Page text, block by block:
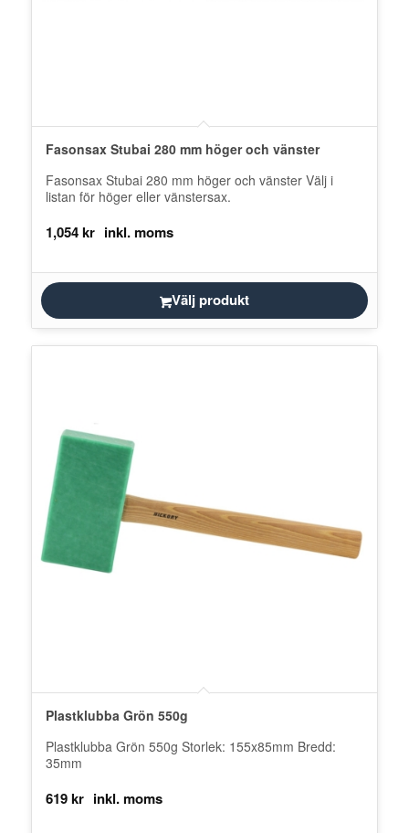
Fasonsax Stubai 280 mm höger och vänster
Fasonsax Stubai 280 mm höger och vänster Välj i
listan för höger eller vänstersax.
1,054kr
Välj produkt
Plastklubba Grön 550g
Plastklubba Grön 550g Storlek: 155x85mm Bredd:
35mm
619kr